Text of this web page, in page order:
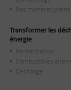
Nos matières
Transformer les
énergie
Fermentation
Combustibles
Décharge